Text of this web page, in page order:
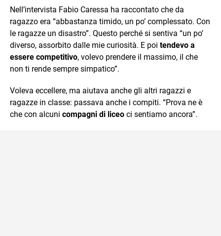
Nell’intervista Fabio Caressa ha raccontato che da
ragazzo era “abbastanza timido, un po’ complessato. Con
le ragazze un disastro”. Questo perché si sentiva “un po’
diverso, assorbito dalle mie curiosità. E poi tendevo a
essere competitivo, volevo prendere il massimo, il che
non ti rende sempre simpatico”.
Voleva eccellere, ma aiutava anche gli altri ragazzi e
ragazze in classe: passava anche i compiti. “Prova ne è
che con alcuni compagni di liceo ci sentiamo ancora”.